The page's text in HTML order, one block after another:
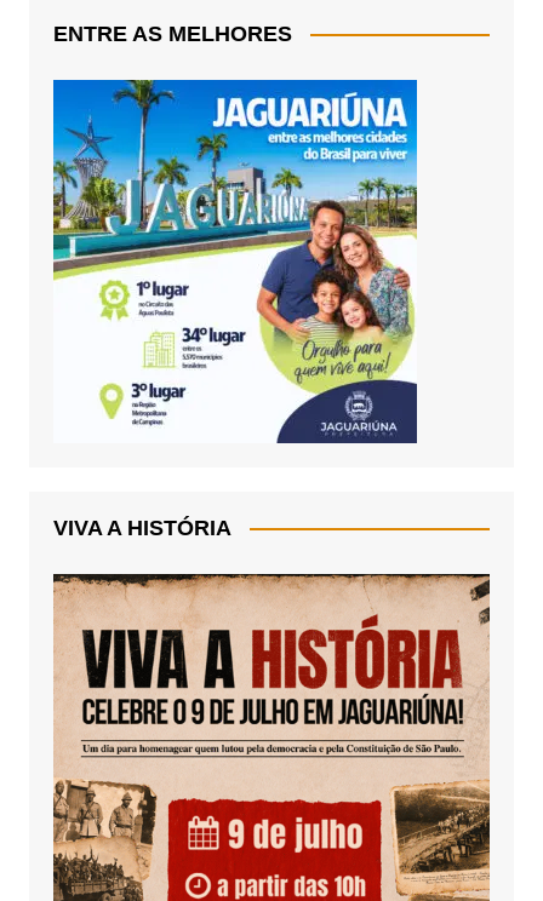
ENTRE AS MELHORES
VIVA A HISTÓRIA